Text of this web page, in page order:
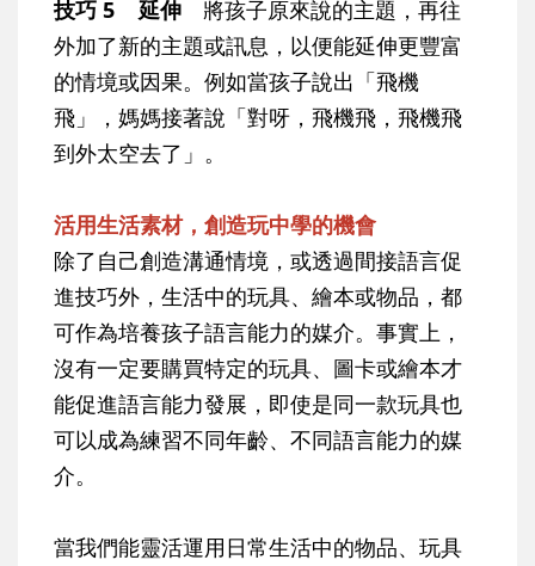
技巧 5 延伸 將孩子原來說的主題，再往
外加了新的主題或訊息，以便能延伸更豐富
的情境或因果。例如當孩子說出「飛機
飛」，媽媽接著說「對呀，飛機飛，飛機飛
到外太空去了」。
活用生活素材，創造玩中學的機會
除了自己創造溝通情境，或透過間接語言促
進技巧外，生活中的玩具、繪本或物品，都
可作為培養孩子語言能力的媒介。事實上，
沒有一定要購買特定的玩具、圖卡或繪本才
能促進語言能力發展，即使是同一款玩具也
可以成為練習不同年齡、不同語言能力的媒
介。
當我們能靈活運用日常生活中的物品、玩具